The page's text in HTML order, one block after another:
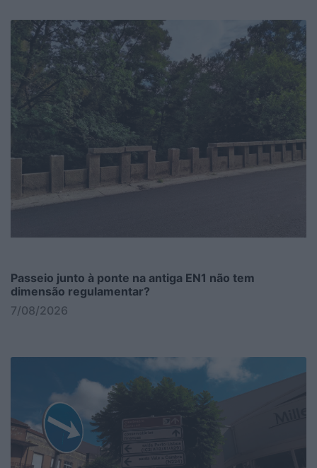
Passeio junto à ponte na antiga EN1 não tem
dimensão regulamentar?
7/08/2026